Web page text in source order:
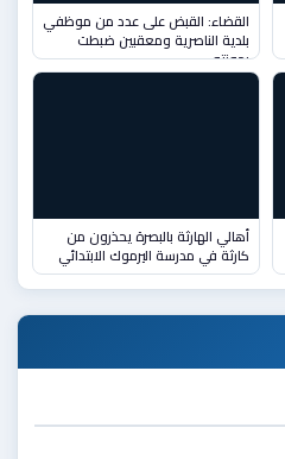
القضاء: القبض على عدد من موظفي
بلدية الناصرية ومعقبين ضبطت
بحوزته
أهالي الهارثة بالبصرة يحذرون من
كارثة في مدرسة اليرموك الابتدائي